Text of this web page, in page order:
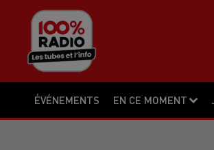
ÉVÉNEMENTS EN CE MOMENT